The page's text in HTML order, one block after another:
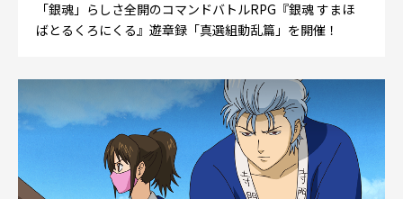
「銀魂」らしさ全開のコマンドバトルRPG『銀魂 すまほ
ばとるくろにくる』遊章録「真選組動乱篇」を開催！